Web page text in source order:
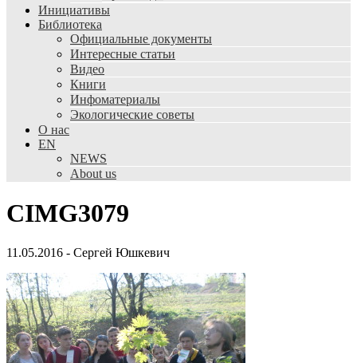
Инициативы
Библиотека
Официальные документы
Интересные статьи
Видео
Книги
Инфоматериалы
Экологические советы
О нас
EN
NEWS
About us
CIMG3079
11.05.2016 - Сергей Юшкевич